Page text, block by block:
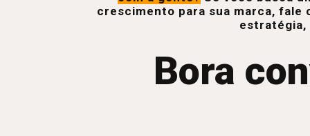
crescimento para sua marca, fale
estratégia,
Bora